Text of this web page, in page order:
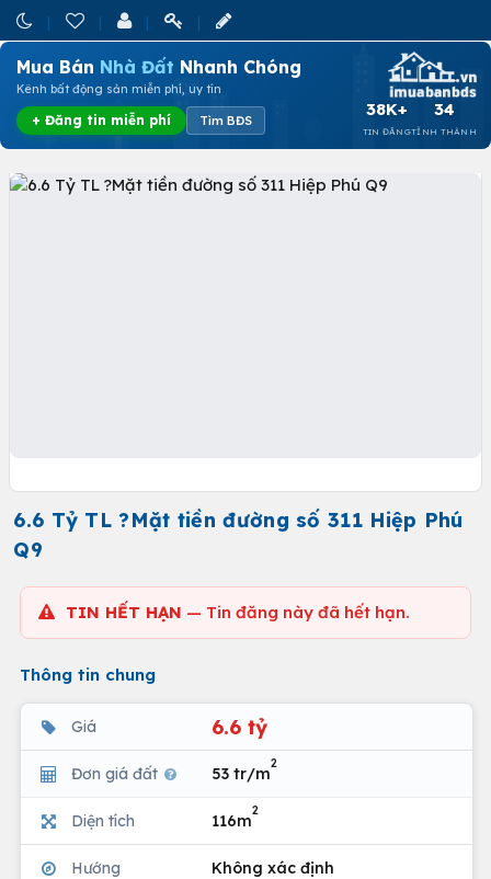
Mua Bán Nhà Đất Nhanh Chóng
Kênh bất động sản miễn phí, uy tín
+ Đăng tin miễn phí Tìm BĐS
38K+
TIN ĐĂNG
34
TỈNH THÀNH
6.6 Tỷ TL ?Mặt tiền đường số 311 Hiệp Phú
Q9
TIN HẾT HẠN — Tin đăng này đã hết hạn.
Thông tin chung
Giá 6.6 tỷ
Đơn giá đất 53 tr/m
2
Diện tích 116m
2
Hướng Không xác định